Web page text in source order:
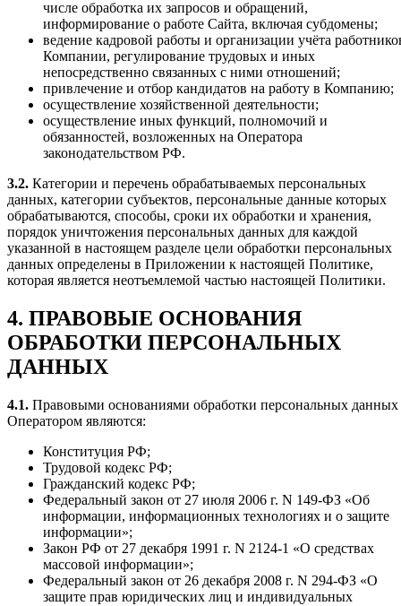
числе обработка их запросов и обращений,
информирование о работе Сайта, включая субдомены;
ведение кадровой работы и организации учёта
Компании, регулирование трудовых и иных
непосредственно связанных с ними отношений;
привлечение и отбор кандидатов на работу в Компанию;
осуществление хозяйственной деятельности;
осуществление иных функций, полномочий и
обязанностей, возложенных на Оператора
законодательством РФ.
3.2. Категории и перечень обрабатываемых персональных
данных, категории субъектов, персональные данные которых
обрабатываются, способы, сроки их обработки и хранения,
порядок уничтожения персональных данных для каждой
указанной в настоящем разделе цели обработки персональных
данных определены в Приложении к настоящей Политике,
которая является неотъемлемой частью настоящей Политики.
4. ПРАВОВЫЕ ОСНОВАНИЯ
ОБРАБОТКИ ПЕРСОНАЛЬНЫХ
ДАННЫХ
4.1. Правовыми основаниями обработки персональных данных
Оператором являются:
Конституция РФ;
Трудовой кодекс РФ;
Гражданский кодекс РФ;
Федеральный закон от 27 июля 2006 г. N 149‑ФЗ «Об
информации, информационных технологиях и о защите
информации»;
Закон РФ от 27 декабря 1991 г. N 2124‑1 «О средствах
массовой информации»;
Федеральный закон от 26 декабря 2008 г. N 294‑ФЗ «О
защите прав юридических лиц и индивидуальных